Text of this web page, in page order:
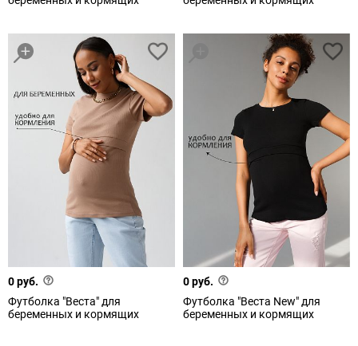
0 руб.
Футболка "Веста" для
беременных и кормящих
0 руб.
Футболка "Веста New" для
беременных и кормящих